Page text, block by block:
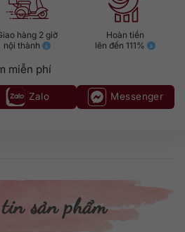
hàng 2 giờ
nội thành
Hoàn tiền
lên đến 111%
miễn phí
Zalo Messenger
sản phẩm